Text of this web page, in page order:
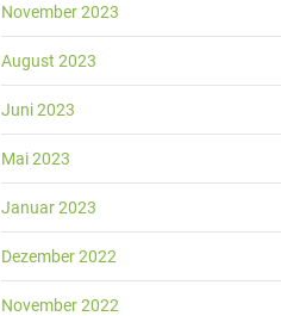
November 2023
August 2023
Juni 2023
Mai 2023
Januar 2023
Dezember 2022
November 2022